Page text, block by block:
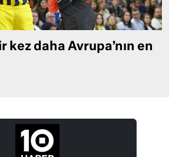
kez daha Avrupa’nın en